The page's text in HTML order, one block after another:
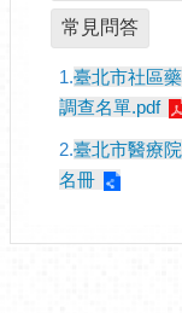
常見問答
1.臺北市社區
調查名單.pdf
2.臺北市醫療
名冊